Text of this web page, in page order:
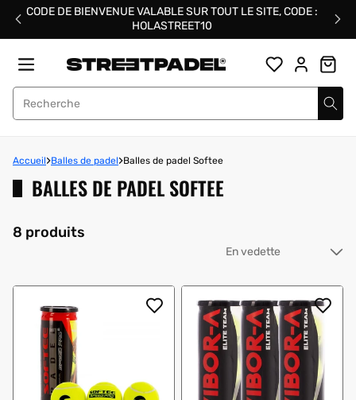
PasserCODE DE BIENVENUE VALABLE SUR TOUT LE SITE, CODE :
HOLASTREET10
Street Padel
Accueil Balles de padel Balles de padel Softee
BALLES DE PADEL SOFTEE
8 produits
: